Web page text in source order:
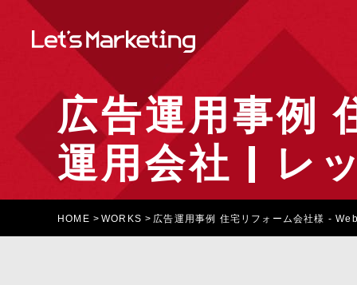
広告運用事例
運用会社 | レ
HOME WORKS 広告運用事例 住宅リフォーム会社様 -